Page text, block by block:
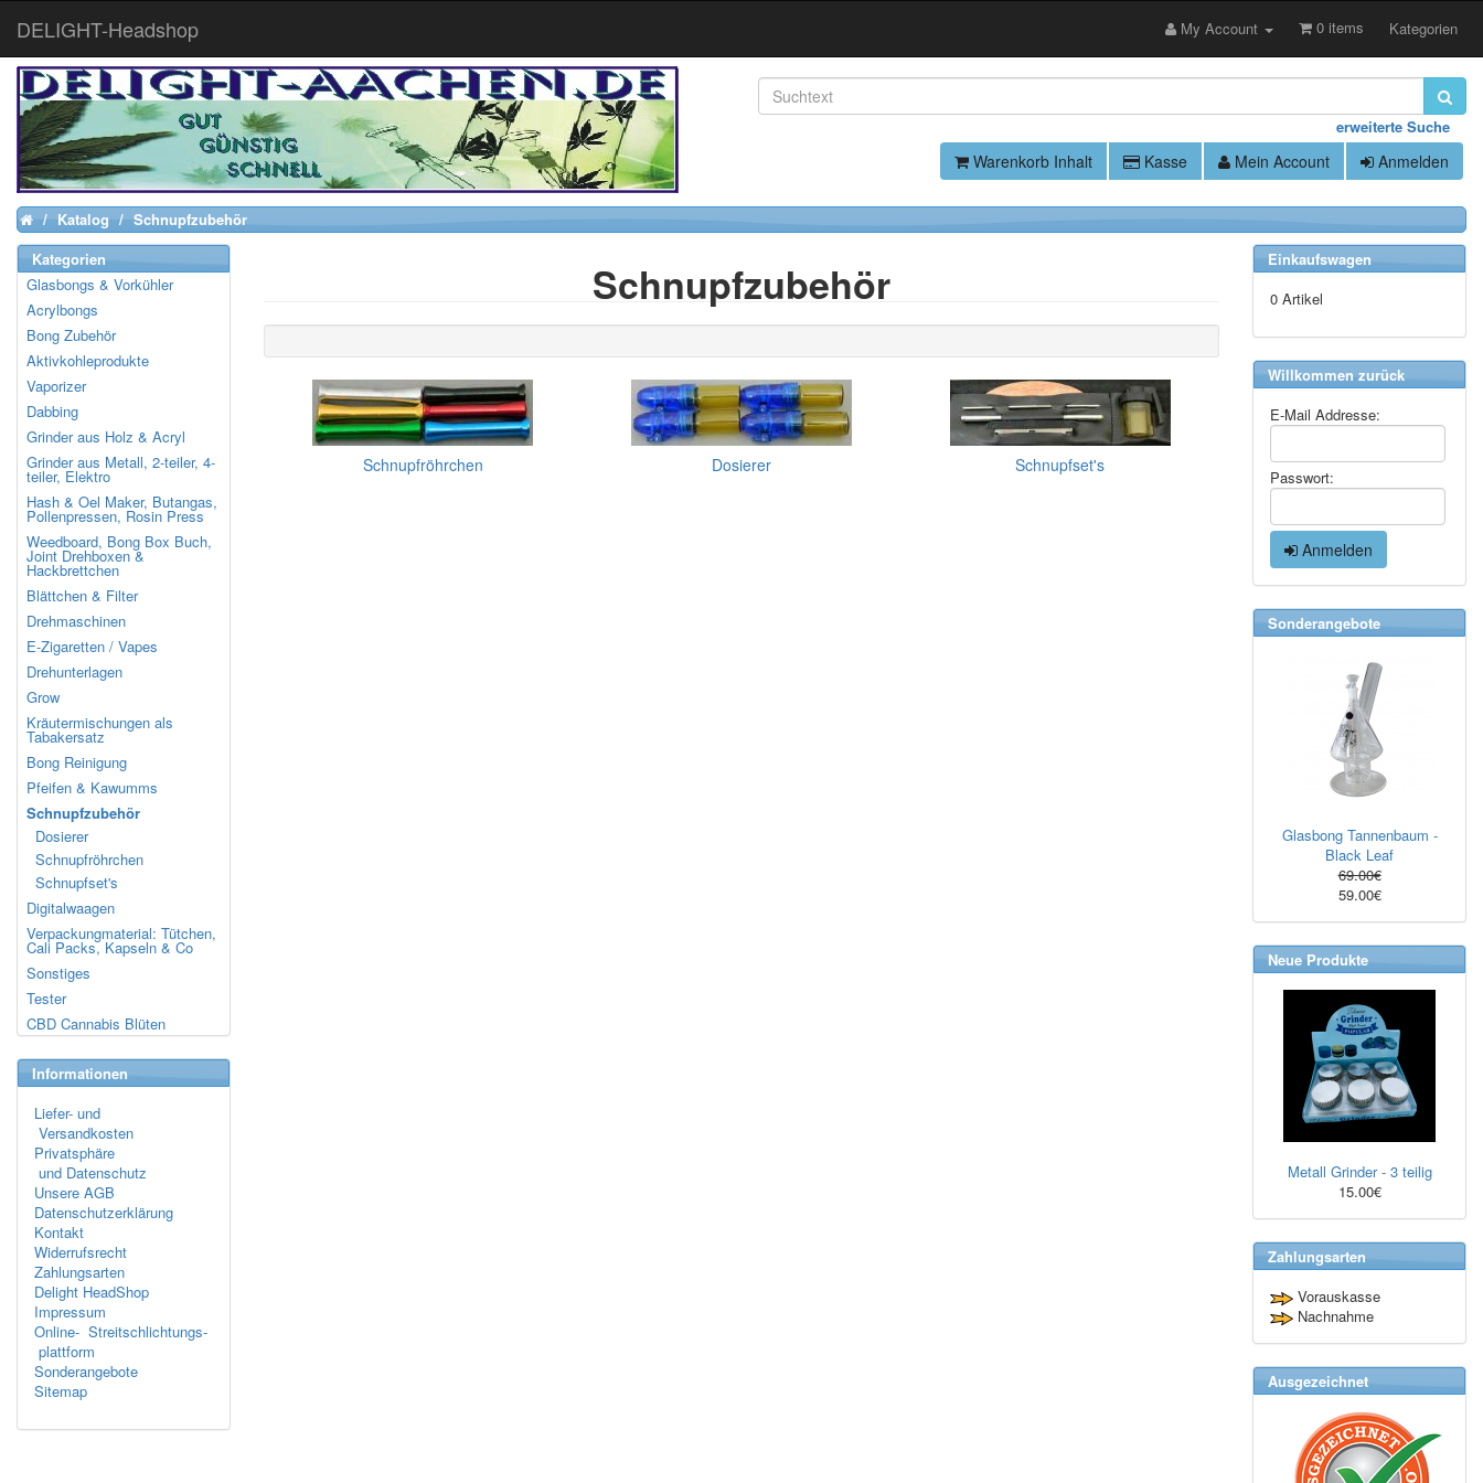
erweiterte Suche
Warenkorb Inhalt Kasse Mein Account Anmelden
HomeKatalog Schnupfzubehör
Schnupfzubehör
Schnupfröhrchen Dosierer Schnupfset's
Kategorien
Glasbongs & Vorkühler
Acrylbongs
Bong Zubehör
Aktivkohleprodukte
Vaporizer
Dabbing
Grinder aus Holz & Acryl
Grinder aus Metall, 2-teiler, 4-
teiler, Elektro
Hash & Oel Maker, Butangas,
Pollenpressen, Rosin Press
Weedboard, Bong Box Buch,
Joint Drehboxen &
Hackbrettchen
Blättchen & Filter
Drehmaschinen
E-Zigaretten / Vapes
Drehunterlagen
Grow
Kräutermischungen als
Tabakersatz
Bong Reinigung
Pfeifen & Kawumms
Schnupfzubehör
Dosierer
Schnupfröhrchen
Schnupfset's
Digitalwaagen
Verpackungmaterial: Tütchen,
Cali Packs, Kapseln & Co
Sonstiges
Tester
CBD Cannabis Blüten
Informationen
Liefer- und
Versandkosten
Privatsphäre
und Datenschutz
Unsere AGB
Datenschutzerklärung
Kontakt
Widerrufsrecht
Zahlungsarten
Delight HeadShop
Impressum
Online- Streitschlichtungs-
plattform
Sonderangebote
Sitemap
Einkaufswagen
0 Artikel
Willkommen zurück
E-Mail Addresse:
Passwort:
Anmelden
Sonderangebote
Glasbong Tannenbaum -
Black Leaf
69.00€
59.00€
Neue Produkte
Metall Grinder - 3 teilig
15.00€
Zahlungsarten
Vorauskasse
Nachnahme
Ausgezeichnet
DELIGHT-Headshop My Account 0 items Kategorien